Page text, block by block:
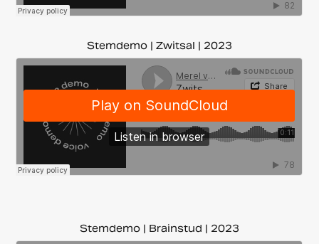
Stemdemo | Zwitsal | 2023
Stemdemo | Brainstud | 2023